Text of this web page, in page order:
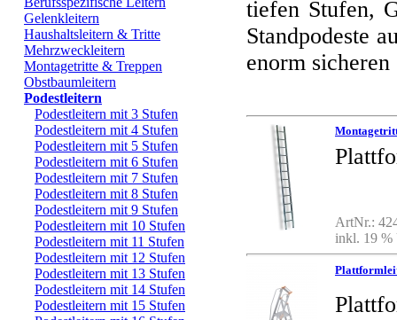
Gelenkleitern
Haushaltsleitern & Tritte
Mehrzweckleitern
Montagetritte & Treppen
Obstbaumleitern
Podestleitern
Podestleitern mit 3 Stufen
Podestleitern mit 4 Stufen
Podestleitern mit 5 Stufen
Podestleitern mit 6 Stufen
Podestleitern mit 7 Stufen
Podestleitern mit 8 Stufen
Podestleitern mit 9 Stufen
Podestleitern mit 10 Stufen
Podestleitern mit 11 Stufen
Podestleitern mit 12 Stufen
Podestleitern mit 13 Stufen
Podestleitern mit 14 Stufen
Podestleitern mit 15 Stufen
tiefen Stufen,
Standpodeste
enorm sicheren
ArtNr.:
inkl. 19